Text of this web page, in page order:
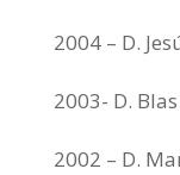
2004 – D.
2003- D.
2002 – D.